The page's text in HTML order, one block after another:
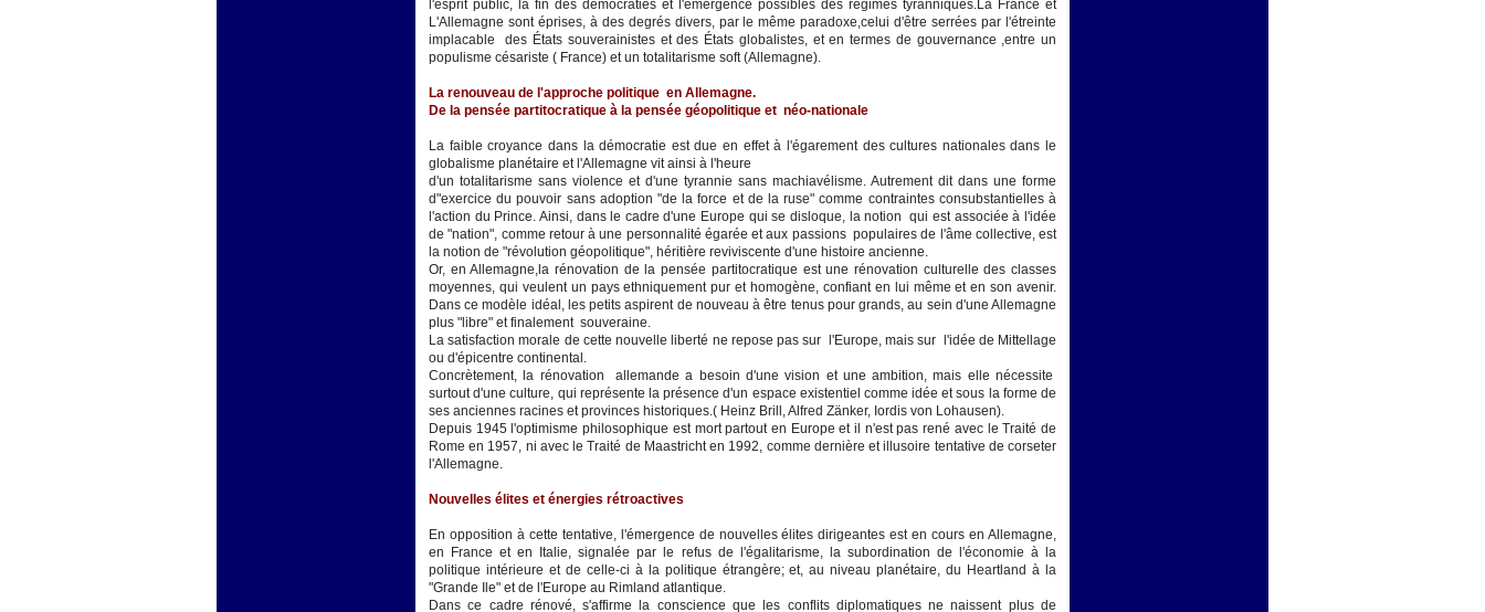
l'esprit public, la fin des démocraties et l'émergence possibles des régimes tyranniques.La France et
L'Allemagne sont éprises, à des degrés divers, par le même paradoxe,celui d'être serrées par l'étreinte
implacable des États souverainistes et des États globalistes, et en termes de gouvernance ,entre un
populisme césariste ( France) et un totalitarisme soft (Allemagne).
La renouveau de l'approche politique en Allemagne.
De la pensée partitocratique à la pensée géopolitique et néo-nationale
La faible croyance dans la démocratie est due en effet à l'égarement des cultures nationales dans le
globalisme planétaire et l'Allemagne vit ainsi à l'heure
d'un totalitarisme sans violence et d'une tyrannie sans machiavélisme. Autrement dit dans une forme
d"exercice du pouvoir sans adoption "de la force et de la ruse" comme contraintes consubstantielles à
l'action du Prince. Ainsi, dans le cadre d'une Europe qui se disloque, la notion qui est associée à l'idée
de "nation", comme retour à une personnalité égarée et aux passions populaires de l'âme collective, est
la notion de "révolution géopolitique", héritière reviviscente d'une histoire ancienne.
Or, en Allemagne,la rénovation de la pensée partitocratique est une rénovation culturelle des classes
moyennes, qui veulent un pays ethniquement pur et homogène, confiant en lui même et en son avenir.
Dans ce modèle idéal, les petits aspirent de nouveau à être tenus pour grands, au sein d'une Allemagne
plus "libre" et finalement souveraine.
La satisfaction morale de cette nouvelle liberté ne repose pas sur l'Europe, mais sur l'idée de Mittellage
ou d'épicentre continental.
Concrètement, la rénovation allemande a besoin d'une vision et une ambition, mais elle nécessite
surtout d'une culture, qui représente la présence d'un espace existentiel comme idée et sous la forme de
ses anciennes racines et provinces historiques.( Heinz Brill, Alfred Zänker, Iordis von Lohausen).
Depuis 1945 l'optimisme philosophique est mort partout en Europe et il n'est pas rené avec le Traité de
Rome en 1957, ni avec le Traité de Maastricht en 1992, comme dernière et illusoire tentative de corseter
l'Allemagne.
Nouvelles élites et énergies rétroactives
En opposition à cette tentative, l'émergence de nouvelles élites dirigeantes est en cours en Allemagne,
en France et en Italie, signalée par le refus de l'égalitarisme, la subordination de l'économie à la
politique intérieure et de celle-ci à la politique étrangère; et, au niveau planétaire, du Heartland à la
"Grande Ile" et de l'Europe au Rimland atlantique.
Dans ce cadre rénové, s'affirme la conscience que les conflits diplomatiques ne naissent plus de